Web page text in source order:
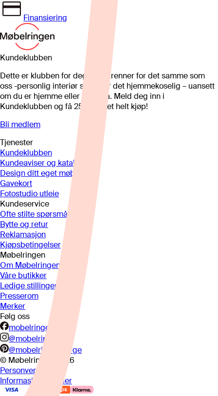
Finansiering
Kundeklubben
Dette er klubben for deg som brenner for det samme som
oss -personlig interiør som gjør det hjemmekoselig – uansett
om du er hjemme eller på hytta. Meld deg inn i
Kundeklubben og få 25%* på et helt kjøp!
Bli medlem
Tjenester
Kundeklubben
Kundeaviser og kataloger
Design ditt eget møbel
Gavekort
Fotostudio utleie
Kundeservice
Ofte stilte spørsmål
Bytte og retur
Reklamasjon
Kjøpsbetingelser
Møbelringen
Om Møbelringen
Våre butikker
Ledige stillinger
Presserom
Merker
Følg oss
mobelringen.no
@mobelringen
@mobelringennorge
© Møbelringen
2026
Personvern
Informasjonskapsler